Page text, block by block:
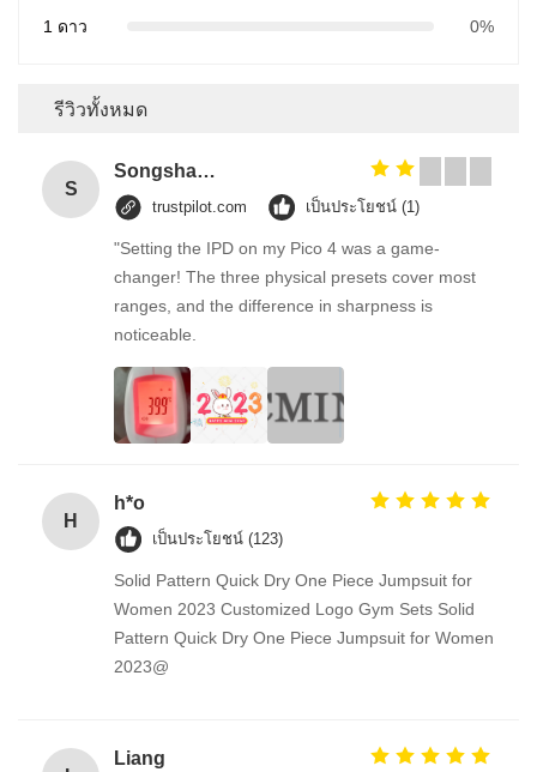
1 ดาว
0%
รีวิวทั้งหมด
S
Songshang
trustpilot.com เป็นประโยชน์ (1)
"Setting the IPD on my Pico 4 was a game-
changer! The three physical presets cover most
ranges, and the difference in sharpness is
noticeable.
H
h*o
เป็นประโยชน์ (123)
Solid Pattern Quick Dry One Piece Jumpsuit for
Women 2023 Customized Logo Gym Sets Solid
Pattern Quick Dry One Piece Jumpsuit for Women
2023@
Liang